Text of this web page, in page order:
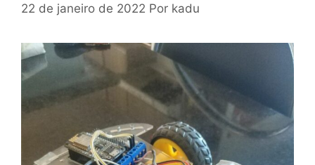
22 de janeiro de 2022 Por kadu